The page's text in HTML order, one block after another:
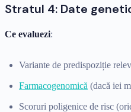
Stratul 4: Date
Ce evaluezi:
Variante de predispoziție
Farmacogenomică (dacă iei
Scoruri poligenice de risc